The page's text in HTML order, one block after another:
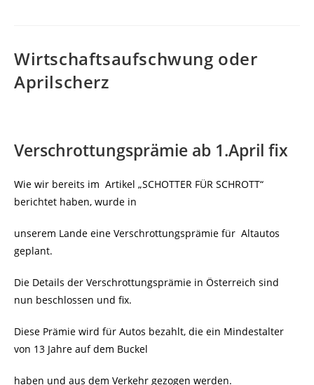
Wirtschaftsaufschwung oder
Aprilscherz
Verschrottungsprämie ab 1.April fix
Wie wir bereits im Artikel „SCHOTTER FÜR SCHROTT“
berichtet haben, wurde in
unserem Lande eine Verschrottungsprämie für Altautos
geplant.
Die Details der Verschrottungsprämie in Österreich sind
nun beschlossen und fix.
Diese Prämie wird für Autos bezahlt, die ein Mindestalter
von 13 Jahre auf dem Buckel
haben und aus dem Verkehr gezogen werden.